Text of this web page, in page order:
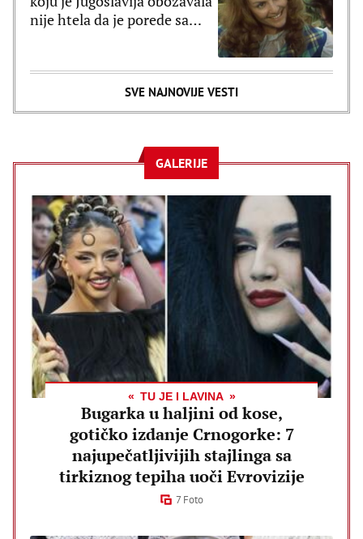
nije htela da je porede sa
SVE NAJNOVIJE VESTI
GALERIJE
TU JE I LAVINA
Bugarka u haljini od kose,
gotičko izdanje Crnogorke: 7
najupečatljivijih stajlinga sa
tirkiznog tepiha uoči Evrovizije
7 Foto